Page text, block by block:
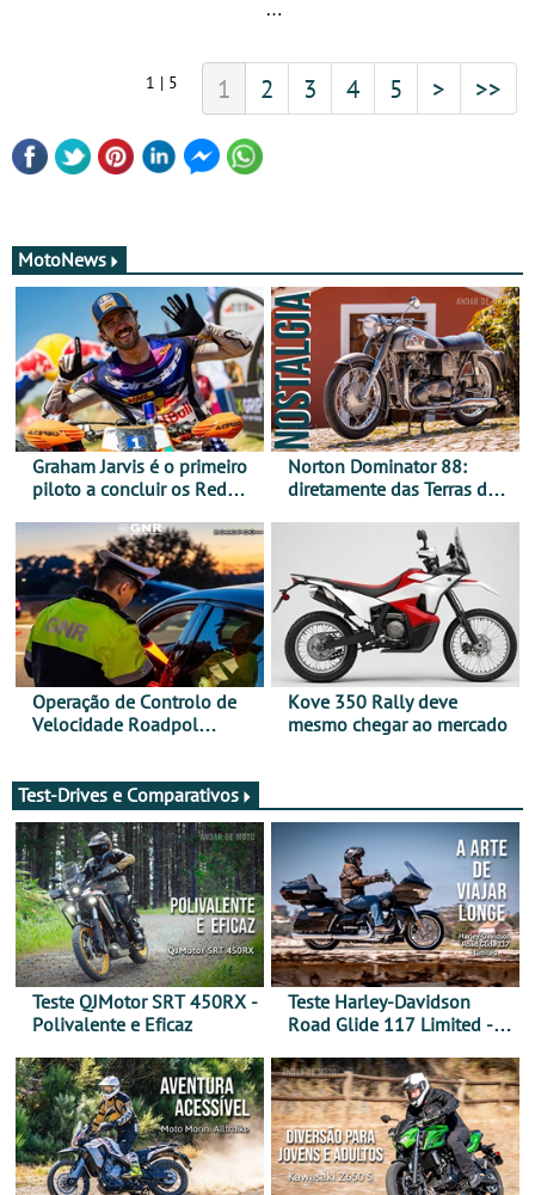
1 | 5 1 2 3 4 5 > >>
MotoNews
Graham Jarvis é o primeiro
piloto a concluir os Red
moto elétrica
Norton Dominator 88:
diretamente das Terras de
Operação de Controlo de
Velocidade Roadpol
Kove 350 Rally deve
mesmo chegar ao mercado
Test-Drives e Comparativos
Teste QJMotor SRT 450RX -
Polivalente e Eficaz
Teste Harley-Davidson
Road Glide 117 Limited - A